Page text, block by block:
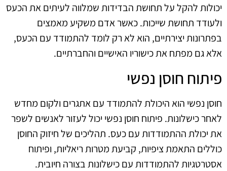
יכולות להקל על תחושת הבדידות שמלווה לעיתים את הכעס
ולעודד תחושת שייכות. כאשר אדם משקיע מאמצים
בפתרונות יצירתיים, הוא לא רק לומד להתמודד עם הכעס,
אלא גם מפתח את כישוריו האישיים והחברתיים.
פיתוח חוסן נפשי
חוסן נפשי הוא היכולת להתמודד עם אתגרים ולקום מחדש
לאחר כישלונות. פיתוח חוסן נפשי יכול לעזור לאנשים לשפר
את יכולת ההתמודדות עם כעס. תהליכים של חיזוק החוסן
כוללים התאמת ציפיות, קביעת מטרות ריאליות, ופיתוח
אסטרטגיות להתמודדות עם כישלונות בצורה חיובית.